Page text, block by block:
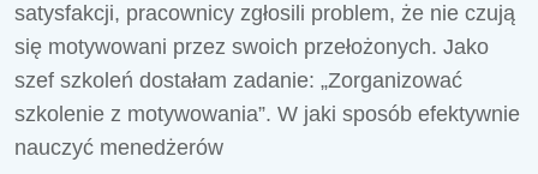
satysfakcji, pracownicy zgłosili problem, że nie czują
się motywowani przez swoich przełożonych. Jako
szef szkoleń dostałam zadanie: „Zorganizować
szkolenie z motywowania”. W jaki sposób efektywnie
nauczyć menedżerów